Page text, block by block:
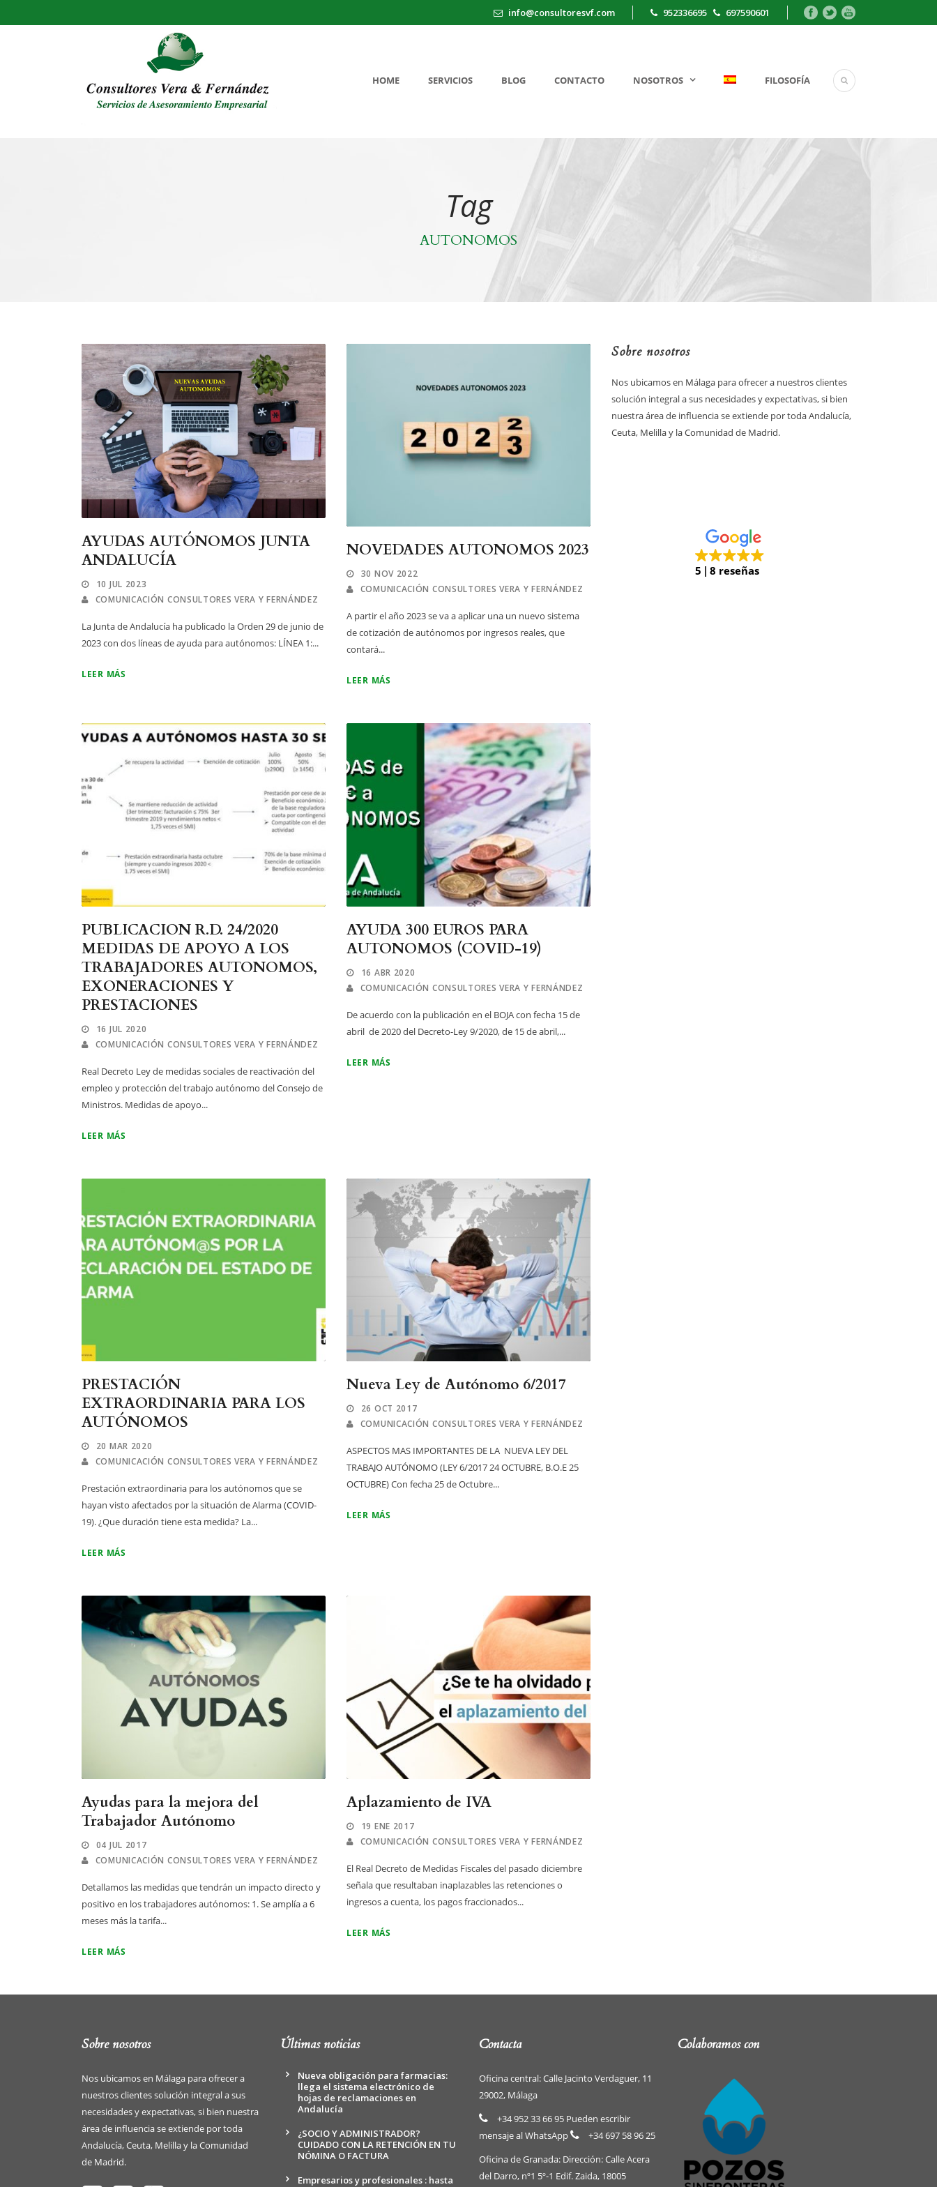
info@consultoresvf.com 952336695 697590601
HOME SERVICIOS BLOG CONTACTO NOSOTROS FILOSOFÍA
Tag
AUTONOMOS
AYUDAS AUTÓNOMOS JUNTA
ANDALUCÍA
10 JUL 2023
COMUNICACIÓN CONSULTORES VERA Y FERNÁNDEZ
La Junta de Andalucía ha publicado la Orden 29 de junio de
2023 con dos líneas de ayuda para autónomos: LÍNEA 1:...
LEER MÁS
NOVEDADES AUTONOMOS 2023
30 NOV 2022
COMUNICACIÓN CONSULTORES VERA Y FERNÁNDEZ
A partir el año 2023 se va a aplicar una un nuevo sistema
de cotización de autónomos por ingresos reales, que
contará...
LEER MÁS
PUBLICACION R.D. 24/2020
MEDIDAS DE APOYO A LOS
TRABAJADORES AUTONOMOS,
EXONERACIONES Y
PRESTACIONES
16 JUL 2020
COMUNICACIÓN CONSULTORES VERA Y FERNÁNDEZ
Real Decreto Ley de medidas sociales de reactivación del
empleo y protección del trabajo autónomo del Consejo de
Ministros. Medidas de apoyo...
LEER MÁS
AYUDA 300 EUROS PARA
AUTONOMOS (COVID-19)
16 ABR 2020
COMUNICACIÓN CONSULTORES VERA Y FERNÁNDEZ
De acuerdo con la publicación en el BOJA con fecha 15 de
abril de 2020 del Decreto-Ley 9/2020, de 15 de abril,...
LEER MÁS
PRESTACIÓN
EXTRAORDINARIA PARA LOS
AUTÓNOMOS
20 MAR 2020
COMUNICACIÓN CONSULTORES VERA Y FERNÁNDEZ
Prestación extraordinaria para los autónomos que se
hayan visto afectados por la situación de Alarma (COVID-
19). ¿Que duración tiene esta medida? La...
LEER MÁS
Nueva Ley de Autónomo 6/2017
26 OCT 2017
COMUNICACIÓN CONSULTORES VERA Y FERNÁNDEZ
ASPECTOS MAS IMPORTANTES DE LA NUEVA LEY DEL
TRABAJO AUTÓNOMO (LEY 6/2017 24 OCTUBRE, B.O.E 25
OCTUBRE) Con fecha 25 de Octubre...
LEER MÁS
Ayudas para la mejora del
Trabajador Autónomo
04 JUL 2017
COMUNICACIÓN CONSULTORES VERA Y FERNÁNDEZ
Detallamos las medidas que tendrán un impacto directo y
positivo en los trabajadores autónomos: 1. Se amplía a 6
meses más la tarifa...
LEER MÁS
Aplazamiento de IVA
19 ENE 2017
COMUNICACIÓN CONSULTORES VERA Y FERNÁNDEZ
El Real Decreto de Medidas Fiscales del pasado diciembre
señala que resultaban inaplazables las retenciones o
ingresos a cuenta, los pagos fraccionados...
LEER MÁS
Sobre nosotros
Nos ubicamos en Málaga para ofrecer a nuestros clientes
solución integral a sus necesidades y expectativas, si bien
nuestra área de influencia se extiende por toda Andalucía,
Ceuta, Melilla y la Comunidad de Madrid.
5 8 reseñas
Sobre nosotros
Nos ubicamos en Málaga para ofrecer a
nuestros clientes solución integral a sus
necesidades y expectativas, si bien nuestra
área de influencia se extiende por toda
Andalucía, Ceuta, Melilla y la Comunidad
de Madrid.
Últimas noticias
Nueva obligación para farmacias:
llega el sistema electrónico de
hojas de reclamaciones en
Andalucía
¿SOCIO Y ADMINISTRADOR?
CUIDADO CON LA RETENCIÓN EN TU
NÓMINA O FACTURA
Empresarios y profesionales : hasta
Contacta
Oficina central: Calle Jacinto Verdaguer, 11
29002, Málaga
+34 952 33 66 95 Pueden escribir
mensaje al WhatsApp
+34 697 58 96 25
Oficina de Granada: Dirección: Calle Acera
del Darro, nº1 5º-1 Edif. Zaida, 18005
Colaboramos con